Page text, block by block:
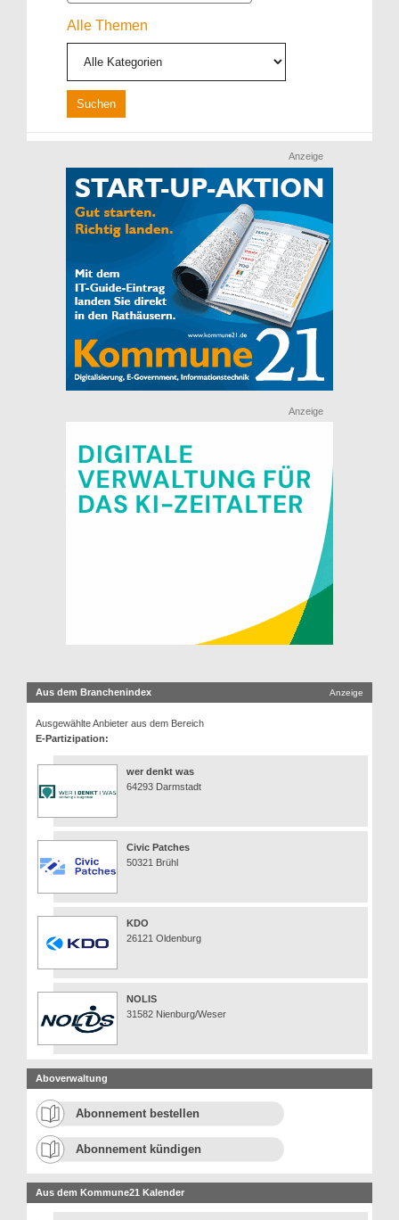
Alle Themen
Anzeige
Anzeige
Aus dem Branchenindex Anzeige
Ausgewählte Anbieter aus dem Bereich
E-Partizipation:
wer denkt was
64293 Darmstadt
Civic Patches
50321 Brühl
KDO
26121 Oldenburg
NOLIS
31582 Nienburg/Weser
Aboverwaltung
Abonnement bestellen
Abonnement kündigen
Aus dem Kommune21 Kalender